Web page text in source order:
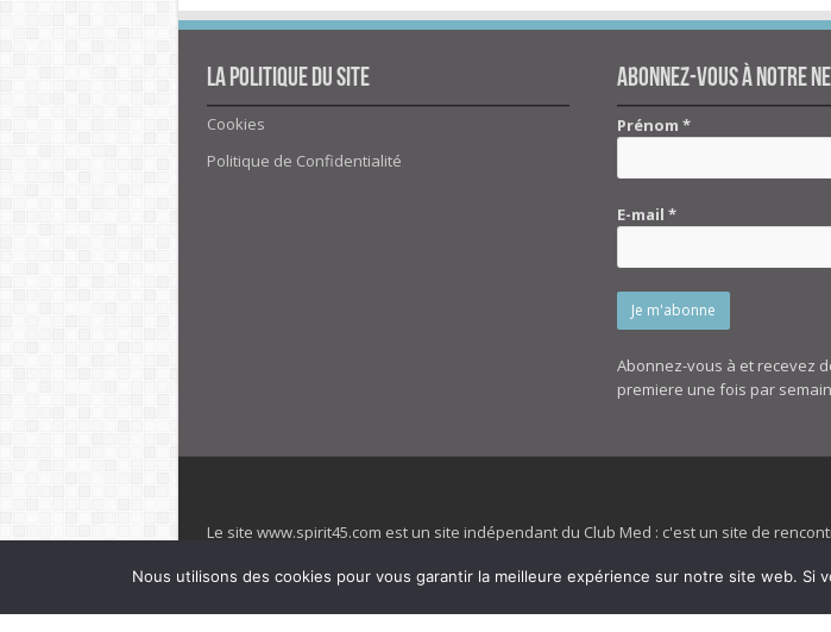
La politique du site
Cookies
Politique de Confidentialité
Abonnez-vous à notre
Prénom*
E-mail*
Abonnez-vous à et recevez
premiere une fois par
Le site www.spirit45.com est un site indépendant du Club Med : c'est un site de
villages. Club Med est une marque déposée. Spirit 45 et son forum ne sont pas liés
officiel de la marque est : www.clubmed.fr Les images de fond de page de cette
Nous utilisons des cookies pour vous garantir la meilleure expérience sur notre site web.